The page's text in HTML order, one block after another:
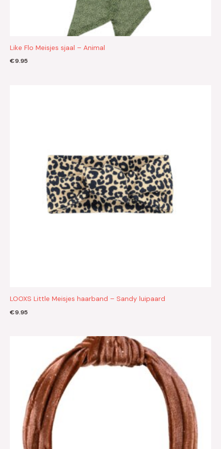
Like Flo Meisjes sjaal – Animal
€9.95
LOOXS Little Meisjes haarband – Sandy luipaard
€9.95